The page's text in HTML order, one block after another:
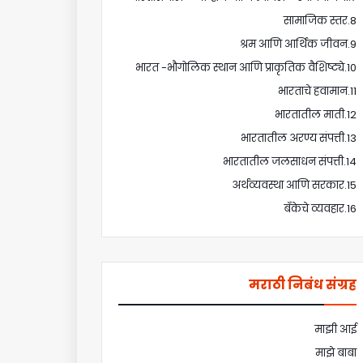
8.सामाजिक स्तर
9.श्रम आणि आर्थिक जीवन
10.भारत -भौगोलिक स्थान आणि प्राकृतिक वैशिष्ट्ये
11.भारताचे हवामान
12.भारतातील माती
13.भारतातील अरण्य संपत्ती
14.भारतातील जलसाधन संपत्ती
15.अर्थव्यवस्था आणि सरकार
16.बँकेचे व्यवहार
मराठी निबंध संग्रह
माझी आई
माझे बाबा